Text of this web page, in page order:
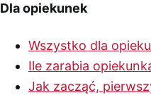
Dla opiekunek
Wszystko dla
Ile zarabia
Jak zacząć,